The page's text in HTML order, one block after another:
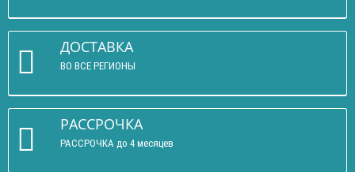
ДОСТАВКА
ВО ВСЕ РЕГИОНЫ
РАССРОЧКА
РАССРОЧКА до 4 месяцев